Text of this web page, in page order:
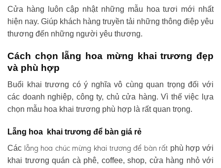
Cửa hàng luôn cập nhật những mẫu hoa tươi mới nhất
hiện nay. Giúp khách hàng truyền tải những thông điệp yêu
thương đến những người yêu thương.
Cách chọn lẵng hoa mừng khai trương đẹp
và phù hợp
Buổi khai trương có ý nghĩa vô cùng quan trọng đối với
các doanh nghiệp, công ty, chủ cửa hàng. Vì thế việc lựa
chọn mẫu hoa khai trương phù hợp là rất quan trọng.
Lẵng hoa khai trương để bàn giá rẻ
Các lẵng hoa chúc mừng khai trương để bàn rất phù hợp với
khai trương quán cà phê, coffee, shop, cửa hàng nhỏ với